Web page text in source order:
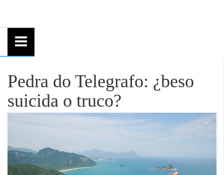
Pedra do Telegrafo: ¿beso
suicida o truco?